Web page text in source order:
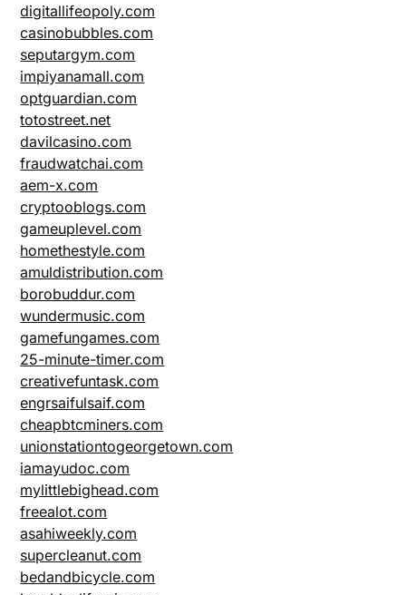
digitallifeopoly.com
casinobubbles.com
seputargym.com
impiyanamall.com
optguardian.com
totostreet.net
davilcasino.com
fraudwatchai.com
aem-x.com
cryptooblogs.com
gameuplevel.com
homethestyle.com
amuldistribution.com
borobuddur.com
wundermusic.com
gamefungames.com
25-minute-timer.com
creativefuntask.com
engrsaifulsaif.com
cheapbtcminers.com
unionstationtogeorgetown.com
iamayudoc.com
mylittlebighead.com
freealot.com
asahiweekly.com
supercleanut.com
bedandbicycle.com